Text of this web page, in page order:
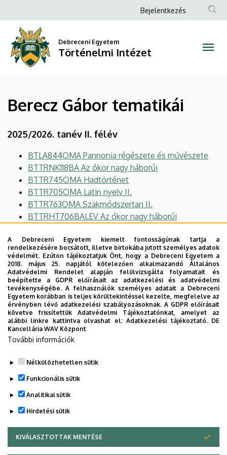
Gábor
tematikái
Történelmi
Intézet
a
tartalomra
Anonim
menüje
Bejelentkezés
Debreceni Egyetem
Történelmi Intézet
Berecz Gábor tematikái
2025/2026. tanév II. félév
BTLA844OMA Pannonia régészete és művészete
BTTRNK118BA Az ókor nagy háborúi
BTTR745OMA Hadtörténet
BTTR705OMA Latin nyelv II.
BTTR763OMA Szakmódszertan II.
BTTRHT706BALEV Az ókor nagy háborúi
2025/2026. tanév I. félév
BTTRNK101DMA Háború és béke az ókori Rómában
BTTR762OMA-03 Szakmódszertan I.
BTLA846OMA Speciális kollégium II.
BTTR704OMA Latin nyelv I.
BTTR706OMA–01 Köztörténeti repetitórium
(szerda)
BTTR706OMA–03 Köztörténeti repetitórium
(csütörtök)
Legutóbbi frissítés: 2026. 02. 02. 10:10
A Debreceni Egyetem kiemelt fontosságúnak tartja a
rendelkezésére bocsátott, illetve birtokába jutott személyes adatok
védelmét. Ezúton tájékoztatjuk Önt, hogy a Debreceni Egyetem a
2018. május 25. napjától kötelezően alkalmazandó Általános
Adatvédelmi Rendelet alapján felülvizsgálta folyamatait és
beépítette a GDPR előírásait az adatkezelési és adatvédelmi
tevékenységébe. A felhasználók személyes adatait a Debreceni
Egyetem korábban is teljes körültekintéssel kezelte, megfelelve az
érvényben lévő adatkezelési szabályozásoknak. A GDPR előírásait
követve frissítettük Adatvédelmi Tájékoztatónkat, amelyet az
alábbi linkre kattintva olvashat el:Adatkezelési tájékoztató. DE
Kancellária WAV Központ
További információk
Nélkülözhetetlen sütik
Funkcionális sütik
Analitikai sütik
Hirdetési sütik
KIVÁLASZTOTTAK MENTÉSE
WITHDRAW CONSENT